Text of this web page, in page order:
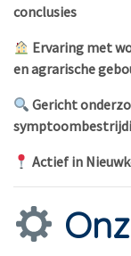
conclusies
Ervaring met
en agrarische
Gericht
Actief in